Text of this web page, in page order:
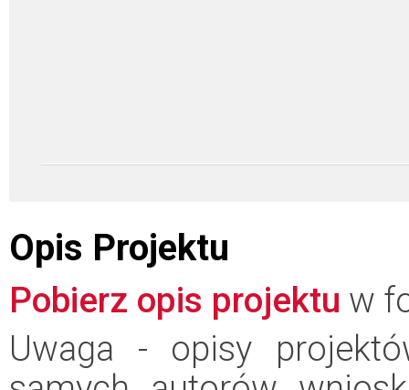
Opis Projektu
Pobierz opis projektu w
Uwaga - opisy